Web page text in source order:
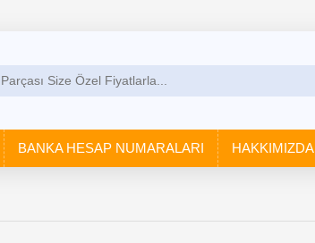
BANKA HESAP NUMARALARI HAKKIMIZDA